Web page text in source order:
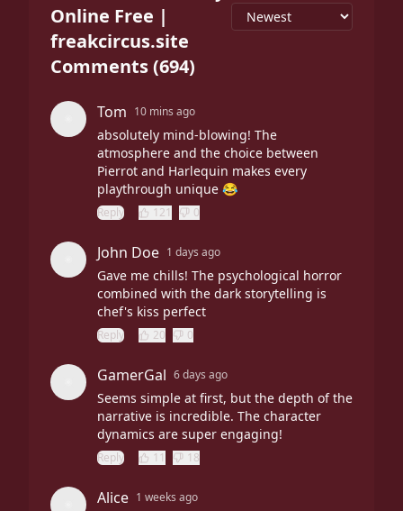
Online Free |
freakcircus.site
Comments(694)
Tom 10 mins ago
absolutely mind-blowing! The
atmosphere and the choice between
Pierrot and Harlequin makes every
playthrough unique 😂
Reply 121 0
John Doe 1 days ago
Gave me chills! The psychological horror
combined with the dark storytelling is
chef's kiss perfect
Reply 20 0
GamerGal 6 days ago
Seems simple at first, but the depth of the
narrative is incredible. The character
dynamics are super engaging!
Reply 11 18
Alice 1 weeks ago